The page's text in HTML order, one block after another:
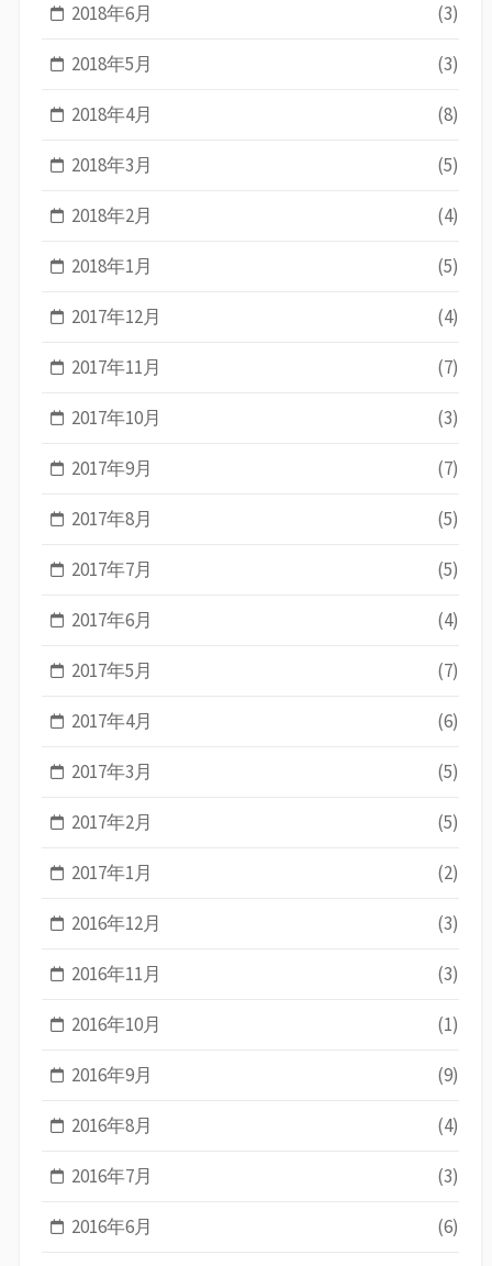
2018年6月 (3)
2018年5月 (3)
2018年4月 (8)
2018年3月 (5)
2018年2月 (4)
2018年1月 (5)
2017年12月 (4)
2017年11月 (7)
2017年10月 (3)
2017年9月 (7)
2017年8月 (5)
2017年7月 (5)
2017年6月 (4)
2017年5月 (7)
2017年4月 (6)
2017年3月 (5)
2017年2月 (5)
2017年1月 (2)
2016年12月 (3)
2016年11月 (3)
2016年10月 (1)
2016年9月 (9)
2016年8月 (4)
2016年7月 (3)
2016年6月 (6)